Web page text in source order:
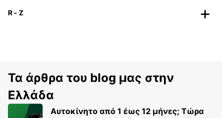
R - Z
Τα άρθρα του blog μας στην
Ελλάδα
Αυτοκίνητο από 1 έως 12 μήνες; Τώρα